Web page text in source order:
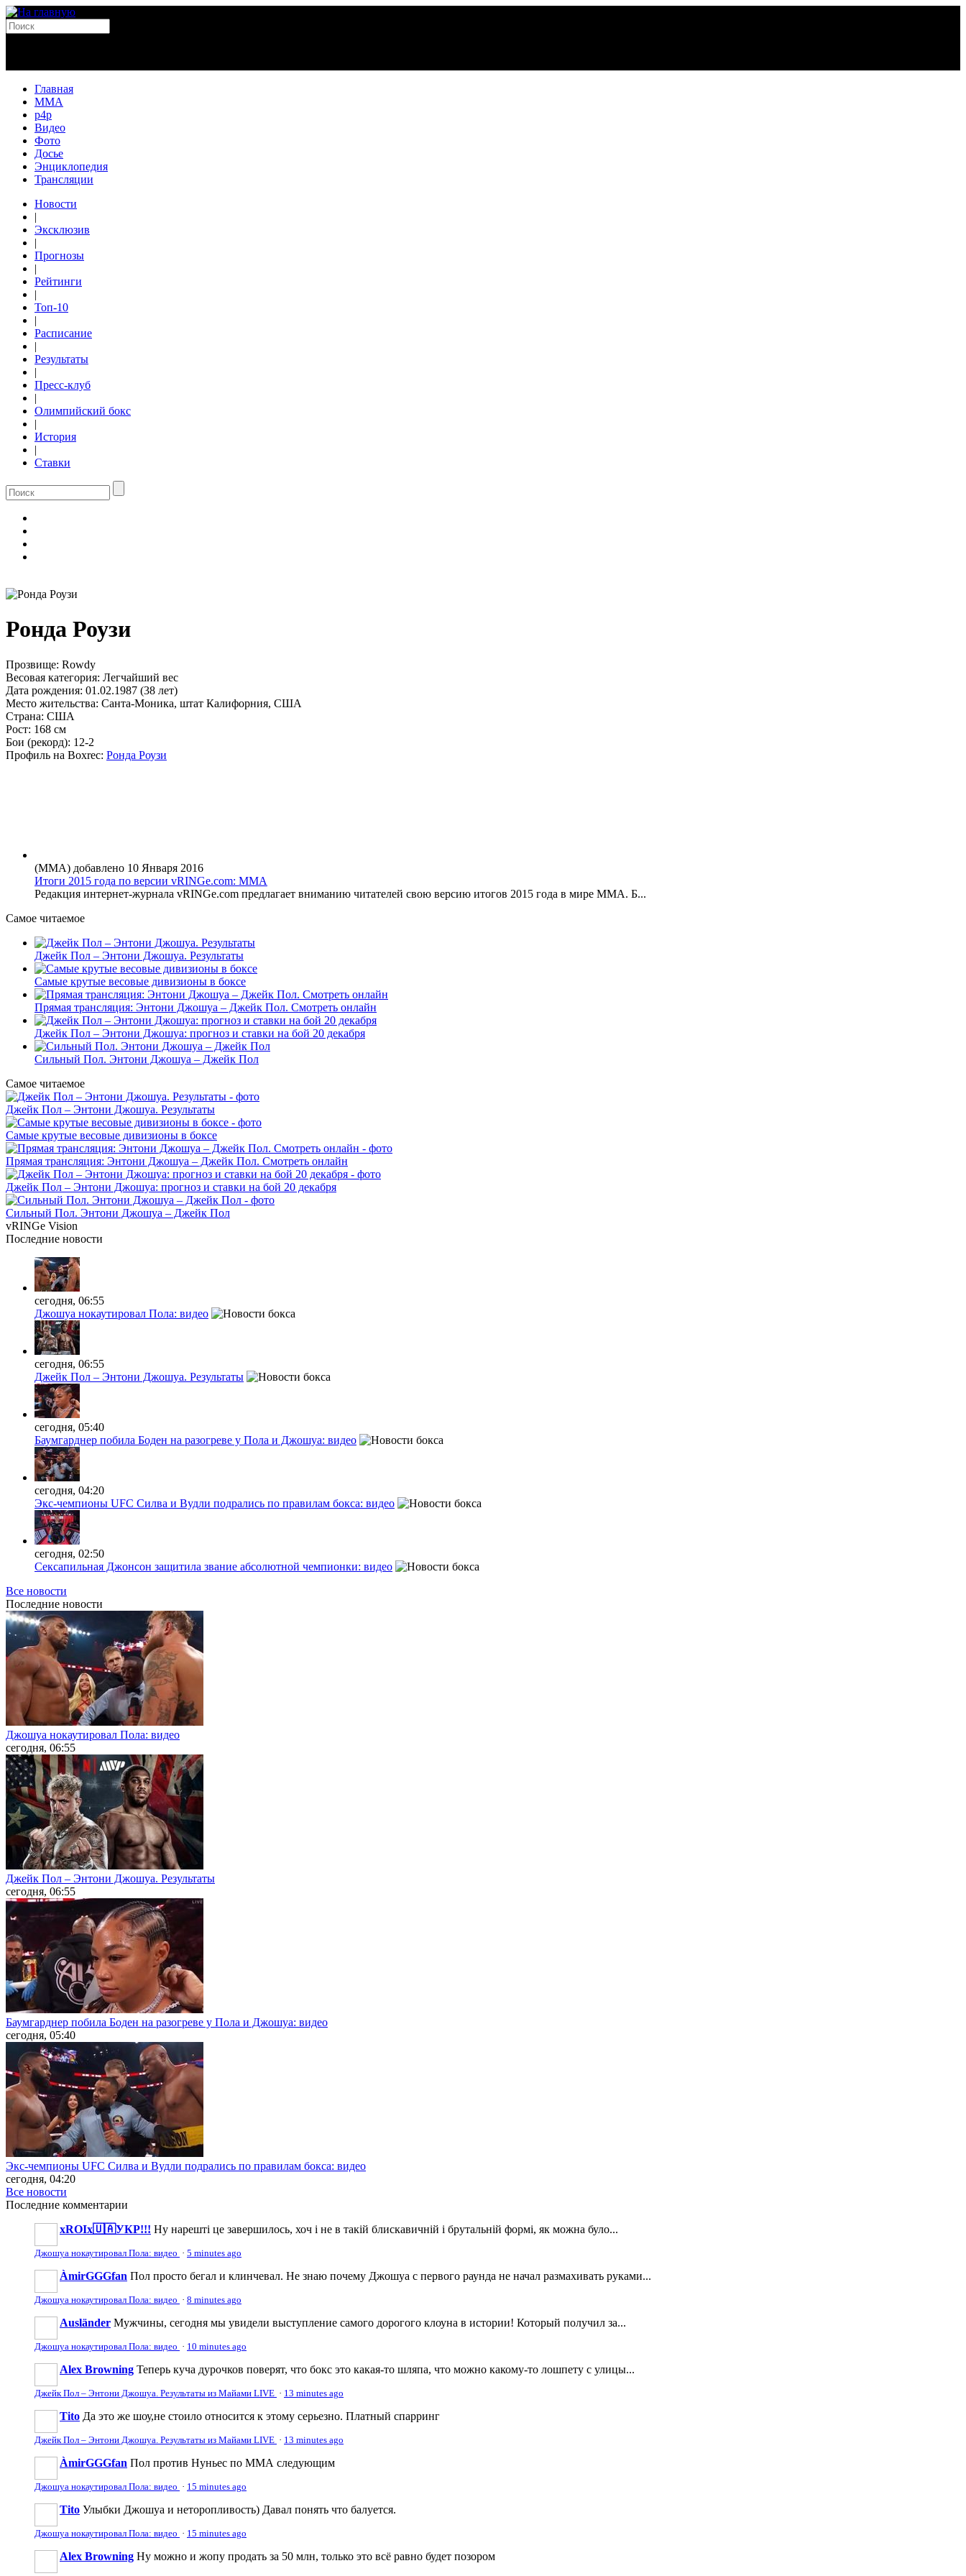
Главная
MMA
p4p
Видео
Фото
Досье
Энциклопедия
Трансляции
Новости
|
Эксклюзив
|
Прогнозы
|
Рейтинги
|
Топ-10
|
Расписание
|
Результаты
|
Пресс-клуб
|
Олимпийский бокс
|
История
|
Ставки
Ронда Роузи
Прозвище: Rowdy
Весовая категория: Легчайший вес
Дата рождения: 01.02.1987 (38 лет)
Место жительства: Санта-Моника, штат Калифорния, США
Страна: США
Рост: 168 см
Бои (рекорд): 12-2
Профиль на Boxrec: Ронда Роузи
(MMA) добавлено 10 Января 2016
Итоги 2015 года по версии vRINGe.com: ММА
Редакция интернет-журнала vRINGe.com предлагает вниманию читателей свою версию итогов 2015 года в мире ММА. Б...
Самое читаемое
Джейк Пол – Энтони Джошуа. Результаты
Самые крутые весовые дивизионы в боксе
Прямая трансляция: Энтони Джошуа – Джейк Пол. Смотреть онлайн
Джейк Пол – Энтони Джошуа: прогноз и ставки на бой 20 декабря
Сильный Пол. Энтони Джошуа – Джейк Пол
Самое читаемое
Джейк Пол – Энтони Джошуа. Результаты
Самые крутые весовые дивизионы в боксе
Прямая трансляция: Энтони Джошуа – Джейк Пол. Смотреть онлайн
Джейк Пол – Энтони Джошуа: прогноз и ставки на бой 20 декабря
Сильный Пол. Энтони Джошуа – Джейк Пол
vRINGe Vision
Последние новости
сегодня, 06:55
Джошуа нокаутировал Пола: видео
сегодня, 06:55
Джейк Пол – Энтони Джошуа. Результаты
сегодня, 05:40
Баумгарднер побила Боден на разогреве у Пола и Джошуа: видео
сегодня, 04:20
Экс-чемпионы UFC Силва и Вудли подрались по правилам бокса: видео
сегодня, 02:50
Сексапильная Джонсон защитила звание абсолютной чемпионки: видео
Все новости
Последние новости
Джошуа нокаутировал Пола: видео
сегодня, 06:55
Джейк Пол – Энтони Джошуа. Результаты
сегодня, 06:55
Баумгарднер побила Боден на разогреве у Пола и Джошуа: видео
сегодня, 05:40
Экс-чемпионы UFC Силва и Вудли подрались по правилам бокса: видео
сегодня, 04:20
Все новости
Последние комментарии
xROIx🇺🇦УКР!!! Ну нарешті це завершилось, хоч і не в такій блискавичній і брутальній формі, як можна було...
Джошуа нокаутировал Пола: видео · 5 minutes ago
ÀmirGGGfan Пол просто бегал и клинчевал. Не знаю почему Джошуа с первого раунда не начал размахивать руками...
Джошуа нокаутировал Пола: видео · 8 minutes ago
Ausländer Мужчины, сегодня мы увидели выступление самого дорогого клоуна в истории! Который получил за...
Джошуа нокаутировал Пола: видео · 10 minutes ago
Alex Browning Теперь куча дурочков поверят, что бокс это какая-то шляпа, что можно какому-то лошпету с улицы...
Джейк Пол – Энтони Джошуа. Результаты из Майами LIVE · 13 minutes ago
Tito Да это же шоу,не стоило относится к этому серьезно. Платный спарринг
Джейк Пол – Энтони Джошуа. Результаты из Майами LIVE · 13 minutes ago
ÀmirGGGfan Пол против Нуньес по ММА следующим
Джошуа нокаутировал Пола: видео · 15 minutes ago
Tito Улыбки Джошуа и неторопливость) Давал понять что балуется.
Джошуа нокаутировал Пола: видео · 15 minutes ago
Alex Browning Ну можно и жопу продать за 50 млн, только это всё равно будет позором